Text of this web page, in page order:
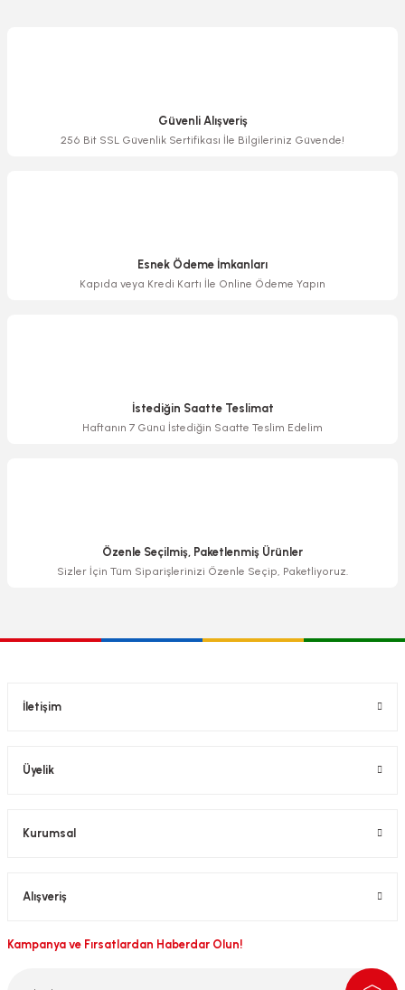
Ürün bilgilerinde hatalar bulunuyor.
Güvenli Alışveriş
256 Bit SSL Güvenlik Sertifikası İle Bilgileriniz Güvende!
Esnek Ödeme İmkanları
Kapıda veya Kredi Kartı İle Online Ödeme Yapın
İstediğin Saatte Teslimat
Haftanın 7 Günü İstediğin Saatte Teslim Edelim
Özenle Seçilmiş, Paketlenmiş Ürünler
Sizler İçin Tüm Siparişlerinizi Özenle Seçip, Paketliyoruz.
İletişim
Üyelik
Kurumsal
Alışveriş
Kampanya ve Fırsatlardan Haberdar Olun!